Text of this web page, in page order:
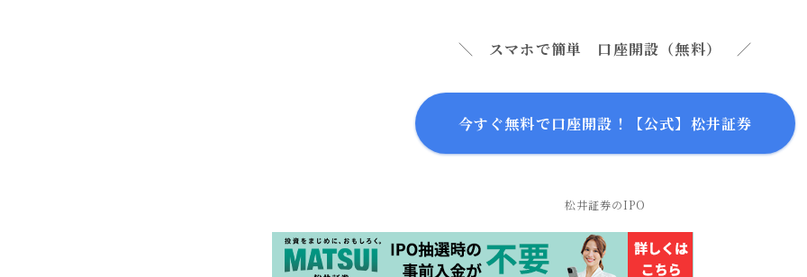
＼ スマホで簡単 口座開設（無料） ／
今すぐ無料で口座開設！【公式】松井証券
松井証券のIPO